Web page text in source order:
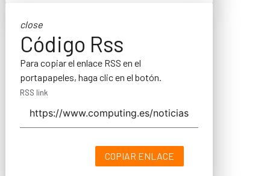
close
Código Rss
Para copiar el enlace RSS en el
portapapeles, haga clic en el botón.
RSS link
COPIAR ENLACE